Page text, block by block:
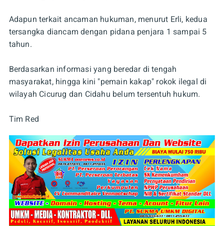
Adapun terkait ancaman hukuman, menurut Erli, kedua
tersangka diancam dengan pidana penjara 1 sampai 5
tahun.
Berdasarkan informasi yang beredar di tengah
masyarakat, hingga kini "pemain kakap" rokok ilegal di
wilayah Cicurug dan Cidahu belum tersentuh hukum.
Tim Red